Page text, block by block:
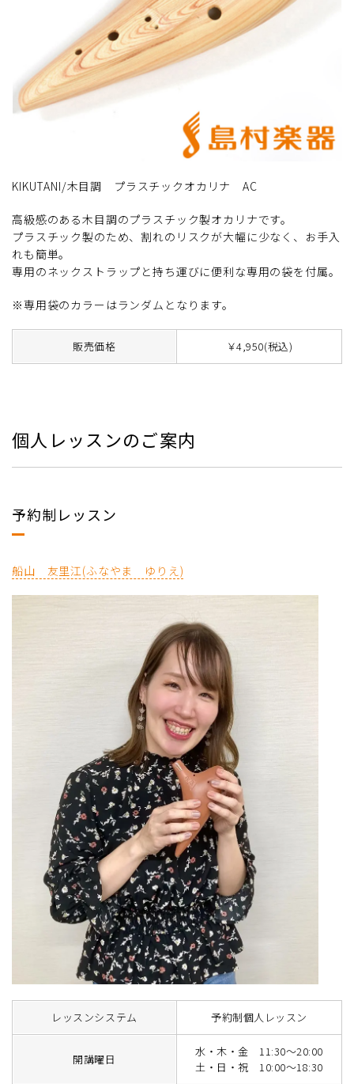
KIKUTANI/木目調 プラスチックオカリナ AC
高級感のある木目調のプラスチック製オカリナです。
プラスチック製のため、割れのリスクが大幅に少なく、お手入
れも簡単。
専用のネックストラップと持ち運びに便利な専用の袋を付属。
※専用袋のカラーはランダムとなります。
販売価格 ￥4,950(税込)
個人レッスンのご案内
予約制レッスン
船山 友里江(ふなやま ゆりえ)
レッスンシステム 予約制個人レッスン
開講曜日
水・木・金 11:30～20:00
土・日・祝 10:00～18:30